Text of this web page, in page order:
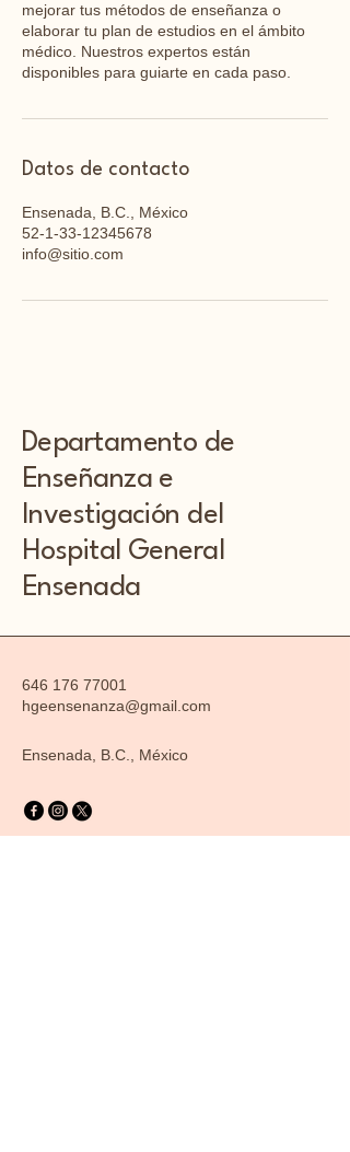
mejorar tus métodos de enseñanza o
elaborar tu plan de estudios en el ámbito
médico. Nuestros expertos están
disponibles para guiarte en cada paso.
Datos de contacto
Ensenada, B.C., México
52-1-33-12345678
info@sitio.com
Departamento de
Enseñanza e
Investigación del
Hospital General
Ensenada
646 176 77001
hgeensenanza@gmail.com
Ensenada, B.C., México